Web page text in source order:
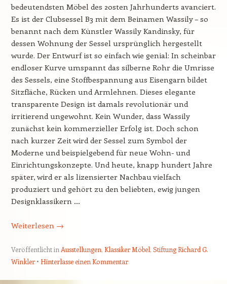
bedeutendsten Möbel des 20sten Jahrhunderts avanciert.
Es ist der Clubsessel B3 mit dem Beinamen Wassily – so
benannt nach dem Künstler Wassily Kandinsky, für
dessen Wohnung der Sessel ursprünglich hergestellt
wurde. Der Entwurf ist so einfach wie genial: In scheinbar
endloser Kurve umspannt das silberne Rohr die Umrisse
des Sessels, eine Stoffbespannung aus Eisengarn bildet
Sitzfläche, Rücken und Armlehnen. Dieses elegante
transparente Design ist damals revolutionär und
irritierend ungewohnt. Kein Wunder, dass Wassily
zunächst kein kommerzieller Erfolg ist. Doch schon
nach kurzer Zeit wird der Sessel zum Symbol der
Moderne und beispielgebend für neue Wohn- und
Einrichtungskonzepte. Und heute, knapp hundert Jahre
später, wird er als lizensierter Nachbau vielfach
produziert und gehört zu den beliebten, ewig jungen
Designklassikern …
Weiterlesen →
Veröffentlicht in Ausstellungen, Klassiker Möbel, Stiftung Richard G.
Winkler
Hinterlasse einen Kommentar